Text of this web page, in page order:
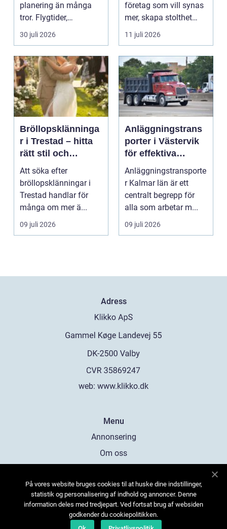
planering än många
tror. Flygtider,
packning, säker...
30 juli 2026
företag som vill synas
mer, skapa stolthet
inte...
11 juli 2026
Bröllopsklänninga
r i Trestad – hitta
rätt stil och
passform inför den
stora dagen
Att söka efter
bröllopsklänningar i
Trestad handlar för
många om mer ä...
09 juli 2026
Anläggningstrans
porter i Västervik
för effektiva
byggprojekt
Anläggningstransporte
r Kalmar län är ett
centralt begrepp för
alla som arbetar m...
09 juli 2026
Adress
web: www.klikko.dk
Menu
Annonsering
Om oss
Kontakta oss
Sitemap
På vores website bruges cookies til at huske dine indstillinger,
statistik og personalisering af indhold og annoncer. Denne
information deles med tredjepart. Ved fortsat brug af websiden
godkender du cookiepolitikken.